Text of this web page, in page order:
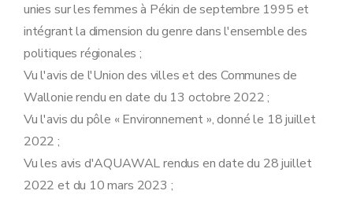
unies sur les femmes à Pékin de septembre 1995 et
intégrant la dimension du genre dans l'ensemble des
politiques régionales ;
Vu l'avis de l'Union des villes et des Communes de
Wallonie rendu en date du 13 octobre 2022 ;
Vu l'avis du pôle « Environnement », donné le 18 juillet
2022 ;
Vu les avis d'AQUAWAL rendus en date du 28 juillet
2022 et du 10 mars 2023 ;